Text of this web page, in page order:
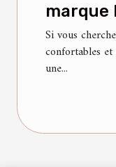
marque
Si vous
confortables
une...